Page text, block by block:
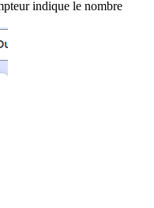
indique le nombre